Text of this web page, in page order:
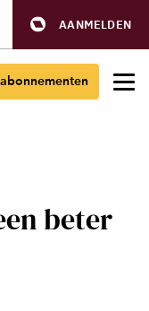
AANMELDEN
beter